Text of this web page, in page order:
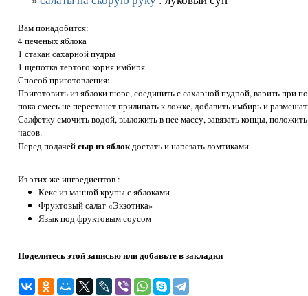
Вам понадобится:
4 печеных яблока
1 стакан сахарной пудры
1 щепотка тертого корня имбиря
Способ приготовления:
Приготовить из яблоки пюре, соединить с сахарной пудрой, варить при
пока смесь не перестанет прилипать к ложке, добавить имбирь и
Салфетку смочить водой, выложить в нее массу, завязать концы,
часов.
Перед подачейсыр из яблокдостать и нарезать ломтиками.
Из этих же ингредиентов :
Кекс из манной крупы с яблоками
Фруктовый салат «Экзотика»
Язык под фруктовым соусом
Поделитесь этой записью или добавьте в закладки